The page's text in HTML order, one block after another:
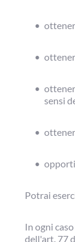
sensi
opporti
Potrai
In ogni
dell'art. 77